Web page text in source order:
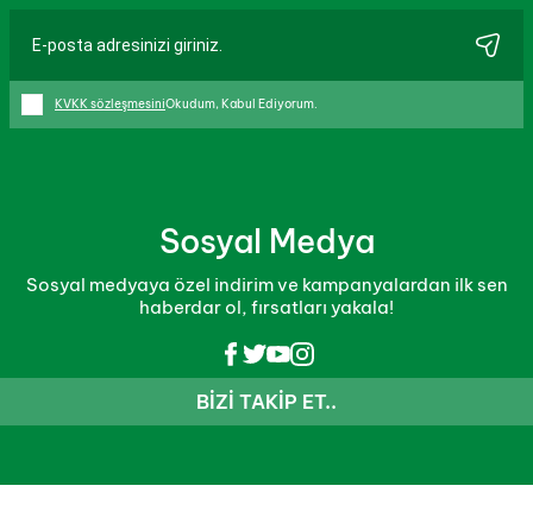
KVKK sözleşmesiniOkudum, Kabul Ediyorum.
Sosyal Medya
Sosyal medyaya özel indirim ve kampanyalardan ilk sen
haberdar ol, fırsatları yakala!
BIZI TAKIP ET..